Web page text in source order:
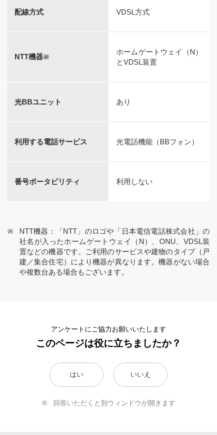
配線方式 VDSL方式
NTT機器※
ホームゲートウェイ（N）
とVDSL装置
光BBユニット あり
利用する電話サービス 光電話機能（BBフォン）
番号ポータビリティ 利用しない
NTT機器：「NTT」のロゴや「日本電信電話株式会社」の
社名が入ったホームゲートウェイ（N）、ONU、VDSL装
置などの機器です。ご利用のサービスや建物のタイプ（戸
建／集合住宅）により機器が異なります。機器がない場合
や複数台ある場合もございます。
アンケートにご協力お願いいたします
このページは役に立ちましたか？
はい いいえ
回答いただくと別ウィンドウが開きます